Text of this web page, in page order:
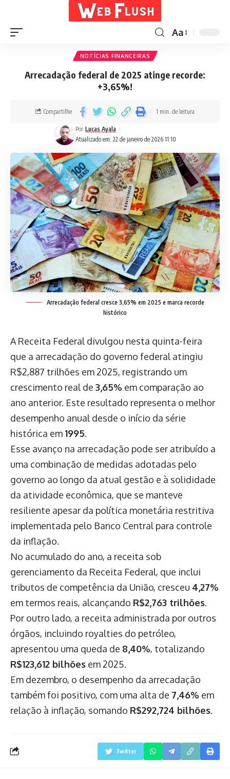
Aa
NOTÍCIAS FINANCEIRAS
Arrecadação federal de 2025 atinge recorde:
+3,65%!
Atualizado em: 22 de janeiro de 2026 11:10
Por Lucas Ayala
Compartilhe 1 min. de leitura
Arrecadação federal cresce 3,65% em 2025 e marca recorde
histórico
A Receita Federal divulgou nesta quinta-feira
que a arrecadação do governo federal atingiu
R$2,887 trilhões em 2025, registrando um
crescimento real de 3,65% em comparação ao
ano anterior. Este resultado representa o melhor
desempenho anual desde o início da série
histórica em1995.
Esse avanço na arrecadação pode ser atribuído a
uma combinação de medidas adotadas pelo
governo ao longo da atual gestão e à solididade
da atividade econômica, que se manteve
resiliente apesar da política monetária restritiva
implementada pelo Banco Central para controle
da inflação.
No acumulado do ano, a receita sob
gerenciamento da Receita Federal, que inclui
tributos de competência da União, cresceu 4,27%
em termos reais, alcançando R$2,763 trilhões.
Por outro lado, a receita administrada por outros
órgãos, incluindo royalties do petróleo,
apresentou uma queda de 8,40%, totalizando
R$123,612 bilhões em 2025.
Em dezembro, o desempenho da arrecadação
também foi positivo, com uma alta de 7,46% em
relação à inflação, somando R$292,724 bilhões.
Twitter